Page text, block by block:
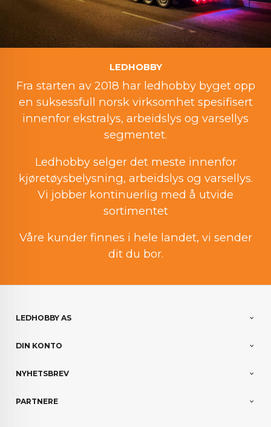
LEDHOBBY
Fra starten av 2018 har ledhobby byget opp
en suksessfull norsk virksomhet spesifisert
innenfor ekstralys, arbeidslys og varsellys
segmentet.
Ledhobby selger det meste innenfor
kjøretøysbelysning, arbeidslys og varsellys.
Vi jobber kontinuerlig med å utvide
sortimentet
Våre kunder finnes i hele landet, vi sender
dit du bor.
LEDHOBBY AS
DIN KONTO
NYHETSBREV
PARTNERE